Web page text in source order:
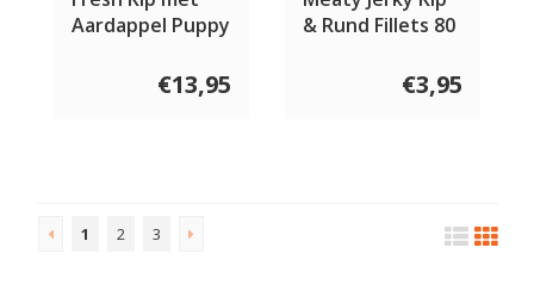
Aardappel Puppy
€13,95
& Rund Fillets 80
€3,95
1 2 3